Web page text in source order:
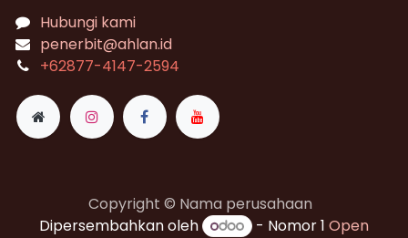
Hubungi kami
penerbit@ahlan.id
+62877-4147-2594
Copyright © Nama perusahaan
Dipersembahkan oleh
- Nomor 1 Open